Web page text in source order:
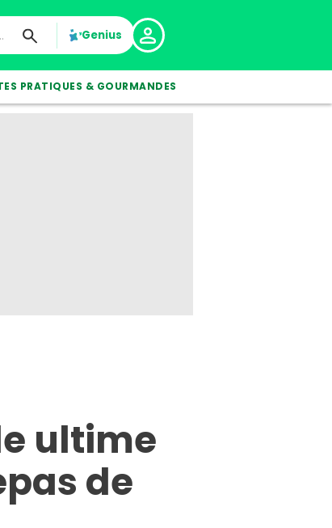
Genius
PRATIQUES & GOURMANDES
ultime
de